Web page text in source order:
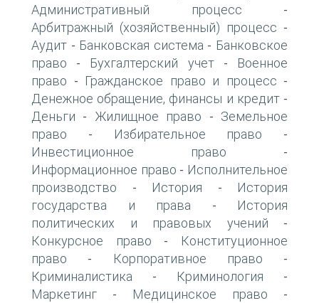
Административный процесс -
Арбитражный (хозяйственный) процесс -
Аудит - Банковская система - Банковское
право - Бухгалтерский учет-
Военное
право - Гражданское право и процесс -
Денежное обращение, финансы и кредит-
Деньги - Жилищное право - Земельное
право - Избирательное право -
Инвестиционное право -
Информационное право - Исполнительное
производство - История -
История
государства и права -
История
политических и правовых учений -
Конкурсное право -
Конституционное
право - Корпоративное право -
Криминалистика - Криминология -
Маркетинг - Медицинское право -